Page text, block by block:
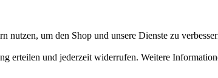
nutzen, um den Shop und unsere Dienste zu
erteilen und jederzeit widerrufen. Weitere